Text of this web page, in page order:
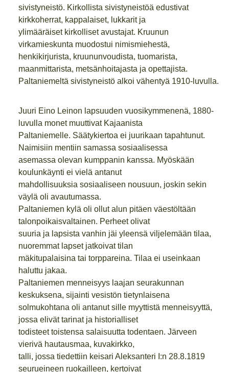
sivistyneistö. Kirkollista sivistyneistöä edustivat
kirkkoherrat, kappalaiset, lukkarit ja
ylimääräiset kirkolliset avustajat. Kruunun
virkamieskunta muodostui nimismiehestä,
henkikirjurista, kruununvoudista, tuomarista,
maanmittarista, metsänhoitajasta ja opettajista.
Paltaniemeltä sivistyneistö alkoi vähentyä 1910-luvulla.
Juuri Eino Leinon lapsuuden vuosikymmenenä, 1880-
luvulla monet muuttivat Kajaanista
Paltaniemelle. Säätykiertoa ei juurikaan tapahtunut.
Naimisiin mentiin samassa sosiaalisessa
asemassa olevan kumppanin kanssa. Myöskään
koulunkäynti ei vielä antanut
mahdollisuuksia sosiaaliseen nousuun, joskin sekin
väylä oli avautumassa.
Paltaniemen kylä oli ollut alun pitäen väestöltään
talonpoikaisvaltainen. Perheet olivat
suuria ja lapsista vanhin jäi yleensä viljelemään tilaa,
nuoremmat lapset jatkoivat tilan
mäkitupalaisina tai torppareina. Tilaa ei useinkaan
haluttu jakaa.
Paltaniemen menneisyys laajan seurakunnan
keskuksena, sijainti vesistön tietynlaisena
solmukohtana oli antanut sille myyttistä menneisyyttä,
jossa elivät tarinat ja historialliset
todisteet toistensa salaisuutta todentaen. Järveen
vierivä hautausmaa, kuvakirkko,
talli, jossa tiedettiin keisari Aleksanteri I:n 28.8.1819
seurueineen ruokailleen, kertoivat